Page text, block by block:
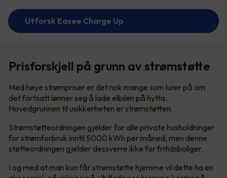
Utforsk Easee Charge Up
Prisforskjell på grunn av strømstøtte
Med høye strømpriser er det nok mange som lurer på om
det fortsatt lønner seg å lade elbilen på hytta.
Hovedgrunnen til usikkerheten er strømstøtten.
Strømstøtteordningen gjelder for alle private husholdninger
for strømforbruk inntil 5000 kWh per måned, men denne
støtteordningen gjelder dessverre ikke for fritidsboliger.
I og med at man kun får strømstøtte hjemme vil dette ha en